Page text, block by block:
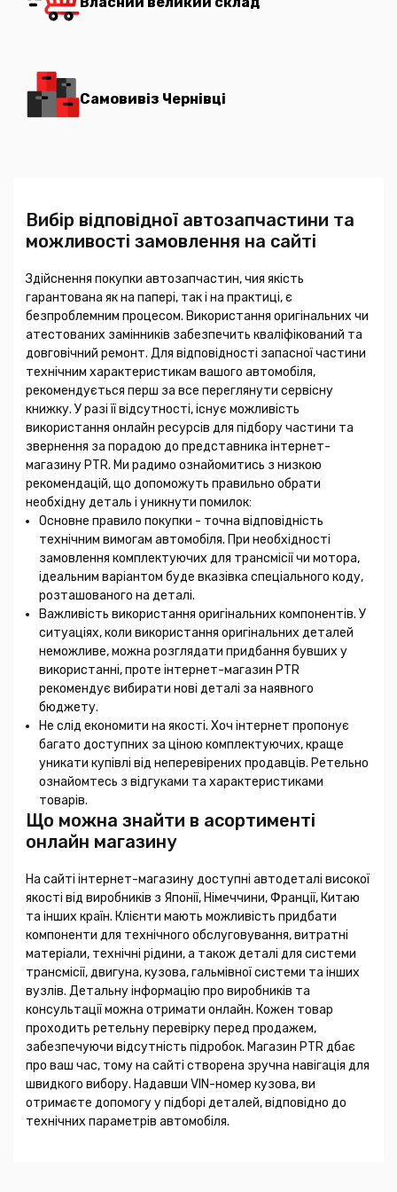
Самовивіз Чернівці
Вибір відповідної автозапчастини та
можливості замовлення на сайті
Здійснення покупки автозапчастин, чия якість
гарантована як на папері, так і на практиці, є
безпроблемним процесом. Використання оригінальних чи
атестованих замінників забезпечить кваліфікований та
довговічний ремонт. Для відповідності запасної частини
технічним характеристикам вашого автомобіля,
рекомендується перш за все переглянути сервісну
книжку. У разі її відсутності, існує можливість
використання онлайн ресурсів для підбору частини та
звернення за порадою до представника інтернет-
магазину PTR. Ми радимо ознайомитись з низкою
рекомендацій, що допоможуть правильно обрати
необхідну деталь і уникнути помилок:
Основне правило покупки - точна відповідність
технічним вимогам автомобіля. При необхідності
замовлення комплектуючих для трансмісії чи мотора,
ідеальним варіантом буде вказівка спеціального коду,
розташованого на деталі.
Важливість використання оригінальних компонентів. У
ситуаціях, коли використання оригінальних деталей
неможливе, можна розглядати придбання бувших у
використанні, проте інтернет-магазин PTR
рекомендує вибирати нові деталі за наявного
бюджету.
Не слід економити на якості. Хоч інтернет пропонує
багато доступних за ціною комплектуючих, краще
уникати купівлі від неперевірених продавців. Ретельно
ознайомтесь з відгуками та характеристиками
товарів.
Що можна знайти в асортименті
онлайн магазину
На сайті інтернет-магазину доступні автодеталі високої
якості від виробників з Японії, Німеччини, Франції, Китаю
та інших країн. Клієнти мають можливість придбати
компоненти для технічного обслуговування, витратні
матеріали, технічні рідини, а також деталі для системи
трансмісії, двигуна, кузова, гальмівної системи та інших
вузлів. Детальну інформацію про виробників та
консультації можна отримати онлайн. Кожен товар
проходить ретельну перевірку перед продажем,
забезпечуючи відсутність підробок. Магазин PTR дбає
про ваш час, тому на сайті створена зручна навігація для
швидкого вибору. Надавши VIN-номер кузова, ви
отримаєте допомогу у підборі деталей, відповідно до
технічних параметрів автомобіля.